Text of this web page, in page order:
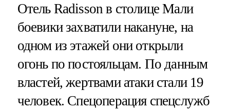
Отель Radisson в столице Мали
боевики захватили накануне, на
одном из этажей они открыли
огонь по постояльцам. По данным
властей, жертвами атаки стали 19
человек. Спецоперация спецслужб